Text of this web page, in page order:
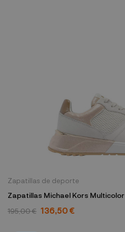
Zapatillas de deporte
Zapatillas Michael Kors Multicolor
195,00 € 136,50 €